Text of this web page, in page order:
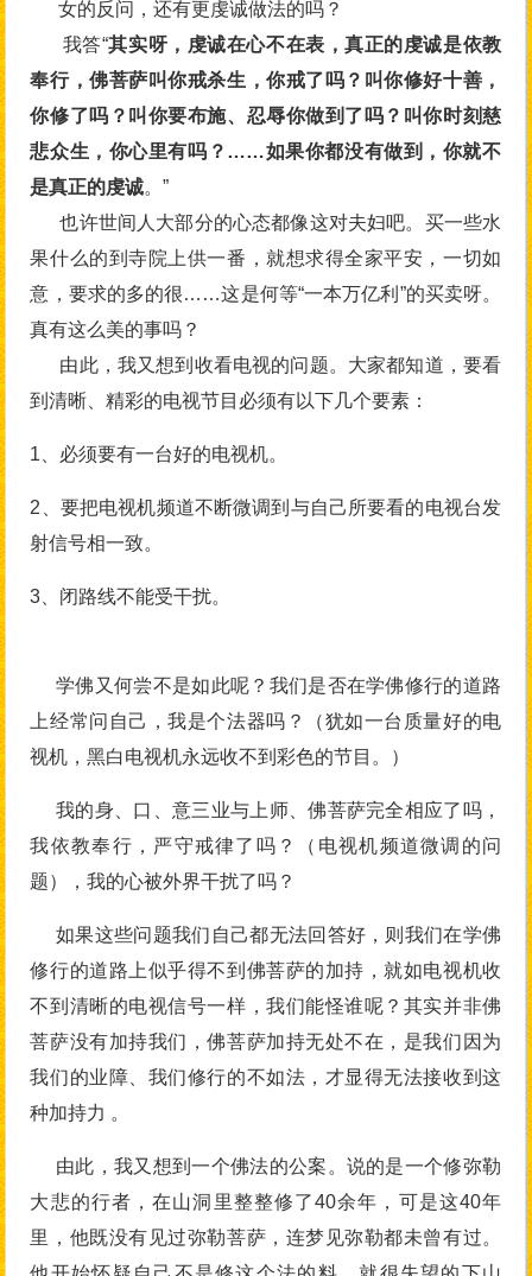
女的反问，还有更虔诚做法的吗？
我答“其实呀，虔诚在心不在表，真正的虔诚是依教
奉行，佛菩萨叫你戒杀生，你戒了吗？叫你修好十善，
你修了吗？叫你要布施、忍辱你做到了吗？叫你时刻慈
悲众生，你心里有吗？……如果你都没有做到，你就不
是真正的虔诚。”
也许世间人大部分的心态都像这对夫妇吧。买一些水
果什么的到寺院上供一番，就想求得全家平安，一切如
意，要求的多的很……这是何等“一本万亿利”的买卖呀。
真有这么美的事吗？
由此，我又想到收看电视的问题。大家都知道，要看
到清晰、精彩的电视节目必须有以下几个要素：
1、必须要有一台好的电视机。
2、要把电视机频道不断微调到与自己所要看的电视台发
射信号相一致。
3、闭路线不能受干扰。
学佛又何尝不是如此呢？我们是否在学佛修行的道路
上经常问自己，我是个法器吗？（犹如一台质量好的电
视机，黑白电视机永远收不到彩色的节目。）
我的身、口、意三业与上师、佛菩萨完全相应了吗，
我依教奉行，严守戒律了吗？（电视机频道微调的问
题），我的心被外界干扰了吗？
如果这些问题我们自己都无法回答好，则我们在学佛
修行的道路上似乎得不到佛菩萨的加持，就如电视机收
不到清晰的电视信号一样，我们能怪谁呢？其实并非佛
菩萨没有加持我们，佛菩萨加持无处不在，是我们因为
我们的业障、我们修行的不如法，才显得无法接收到这
种加持力 。
由此，我又想到一个佛法的公案。说的是一个修弥勒
大悲的行者，在山洞里整整修了40余年，可是这40年
里，他既没有见过弥勒菩萨，连梦见弥勒都未曾有过。